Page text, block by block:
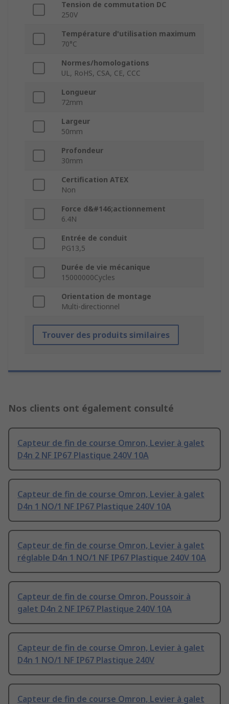
Tension de commutation DC
250V
Température d'utilisation maximum
70°C
Normes/homologations
UL, RoHS, CSA, CE, CCC
Longueur
72mm
Largeur
50mm
Profondeur
30mm
Certification ATEX
Non
Force d&#146;actionnement
6.4N
Entrée de conduit
PG13,5
Durée de vie mécanique
15000000Cycles
Orientation de montage
Multi-directionnel
Trouver des produits similaires
Nos clients ont également consulté
Capteur de fin de course Omron, Levier à galet
D4n 2 NF IP67 Plastique 240V 10A
Capteur de fin de course Omron, Levier à galet
D4n 1 NO/1 NF IP67 Plastique 240V 10A
Capteur de fin de course Omron, Levier à galet
réglable D4n 1 NO/1 NF IP67 Plastique 240V 10A
Capteur de fin de course Omron, Poussoir à
galet D4n 2 NF IP67 Plastique 240V 10A
Capteur de fin de course Omron, Levier à galet
D4n 1 NO/1 NF IP67 Plastique 240V
Capteur de fin de course Omron, Levier à galet